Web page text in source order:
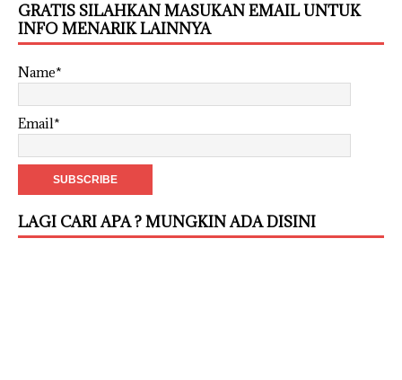
GRATIS SILAHKAN MASUKAN EMAIL UNTUK
INFO MENARIK LAINNYA
Name*
Email*
LAGI CARI APA ? MUNGKIN ADA DISINI